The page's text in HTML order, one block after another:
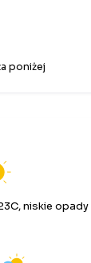
poniżej
niskie opady